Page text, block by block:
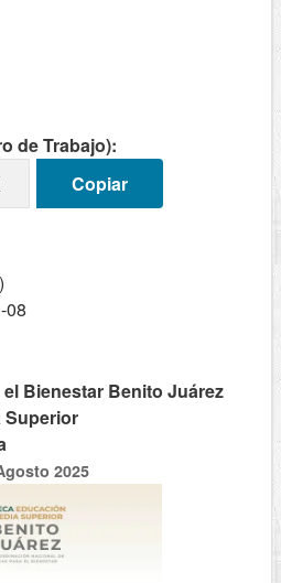
de Trabajo):
Copiar
08
Bienestar Benito Juárez
Superior
2025